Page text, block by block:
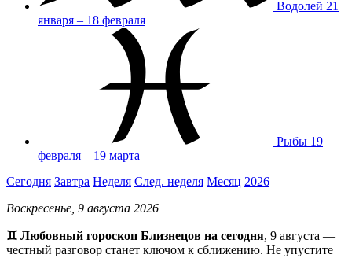
Водолей 21
января – 18 февраля
Рыбы 19
февраля – 19 марта
Сегодня Завтра Неделя След. неделя Месяц 2026
Воскресенье, 9 августа 2026
♊ Любовный гороскоп Близнецов на сегодня, 9 августа —
честный разговор станет ключом к сближению. Не упустите